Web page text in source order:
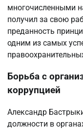
многочисленными
получил за свою
преданность
одним из самых
Борьба с
коррупцией
Александр
должности в